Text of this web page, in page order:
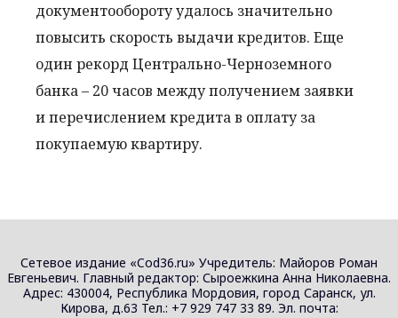
документообороту удалось значительно
повысить скорость выдачи кредитов. Еще
один рекорд Центрально-Черноземного
банка – 20 часов между получением заявки
и перечислением кредита в оплату за
покупаемую квартиру.
Сетевое издание «Cod36.ru» Учредитель: Майоров Роман
Евгеньевич. Главный редактор: Сыроежкина Анна Николаевна.
Адрес: 430004, Республика Мордовия, город Саранск, ул.
Кирова, д.63 Тел.: +7 929 747 33 89. Эл. почта: